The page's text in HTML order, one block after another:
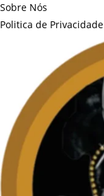
Sobre Nós
Politica de Privacidade